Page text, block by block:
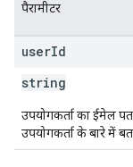
पैरामीटर
userId
string
उपयोगकर्ता का ईमेल
उपयोगकर्ता के बारे में